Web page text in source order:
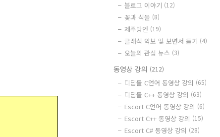
블로그 이야기 (12)
꽃과 식물 (8)
제주방언 (19)
클래식 악보 및 보면서 듣기 (4)
오늘의 관심 뉴스 (3)
동영상 강의 (212)
디딤돌 C언어 동영상 강의 (65)
디딤돌 C++ 동영상 강의 (63)
Escort C언어 동영상 강의 (6)
Escort C++ 동영상 강의 (15)
Escort C# 동영상 강의 (28)